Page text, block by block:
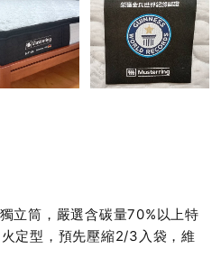
立筒，嚴選含碳量70%以上特
定型，預先壓縮2/3入袋，維